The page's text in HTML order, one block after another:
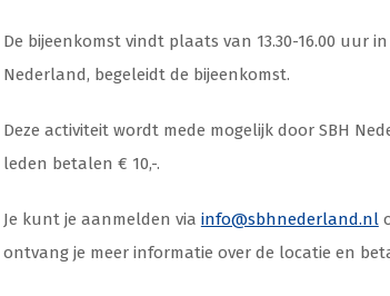
De bijeenkomst vindt plaats van 13.30-16.00 uur
Nederland, begeleidt de bijeenkomst.
Deze activiteit wordt mede mogelijk door SBH
leden betalen € 10,-.
Je kunt je aanmelden via info@sbhnederland.nl
ontvang je meer informatie over de locatie en